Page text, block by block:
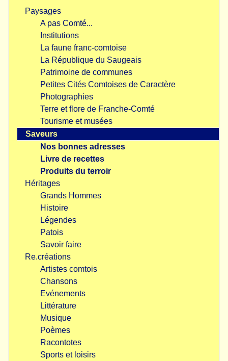
Paysages
A pas Comté...
Institutions
La faune franc-comtoise
La République du Saugeais
Patrimoine de communes
Petites Cités Comtoises de Caractère
Photographies
Terre et flore de Franche-Comté
Tourisme et musées
Saveurs
Nos bonnes adresses
Livre de recettes
Produits du terroir
Héritages
Grands Hommes
Histoire
Légendes
Patois
Savoir faire
Re.créations
Artistes comtois
Chansons
Evénements
Littérature
Musique
Poèmes
Racontotes
Sports et loisirs